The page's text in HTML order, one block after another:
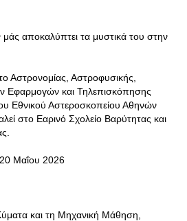
αποκαλύπτει τα μυστικά του στην
Αστρονομίας, Αστροφυσικής,
Εφαρμογών και Τηλεπισκόπησης
Εθνικού Αστεροσκοπείου Αθηνών
στο Εαρινό Σχολείο Βαρύτητας και
Μαΐου 2026
και τη Μηχανική Μάθηση,